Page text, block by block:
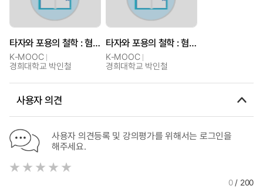
타자와 포용의 철학 : 혐오에서 우리로
K-MOOC
경희대학교 박인철
타자와 포용의 철학 : 혐오에서 우리로
K-MOOC
경희대학교 박인철
사용자 의견
사용자 의견등록 및 강의평가를 위해서는 로그인을
해주세요.
0/ 200